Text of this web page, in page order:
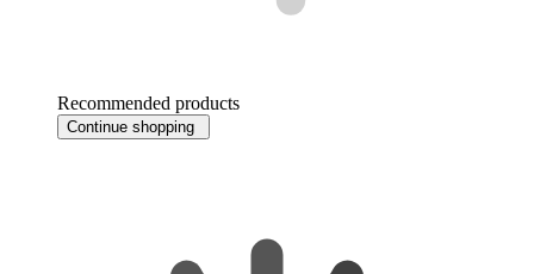
Recommended products
Continue shopping